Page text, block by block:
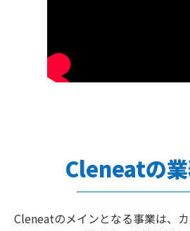
Cleneatの
Cleneatのメインとなる事業は、